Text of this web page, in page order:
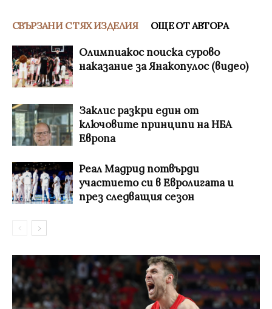
СВЪРЗАНИ С ТЯХ ИЗДЕЛИЯ ОЩЕ ОТ АВТОРА
Олимпиакос поиска сурово
наказание за Янакопулос (видео)
Заклис разкри един от
ключовите принципи на НБА
Европа
Реал Мадрид потвърди
участието си в Евролигата и
през следващия сезон